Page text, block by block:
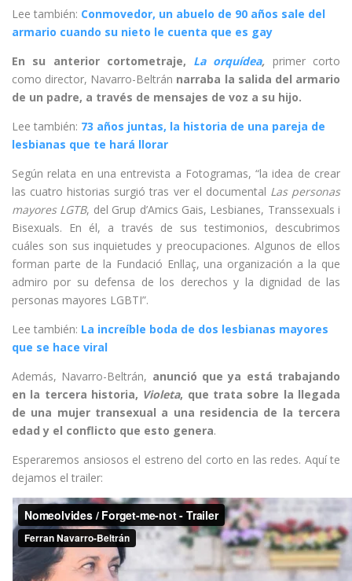
Lee también: Conmovedor, un abuelo de 90 años sale del
armario cuando su nieto le cuenta que es gay
En su anterior cortometraje, La orquídea, primer corto
como director, Navarro-Beltrán narraba la salida del armario
de un padre, a través de mensajes de voz a su hijo.
Lee también: 73 años juntas, la historia de una pareja de
lesbianas que te hará llorar
Según relata en una entrevista a Fotogramas, “la idea de crear
las cuatro historias surgió tras ver el documental Las personas
mayores LGTB, del Grup d’Amics Gais, Lesbianes, Transsexuals i
Bisexuals. En él, a través de sus testimonios, descubrimos
cuáles son sus inquietudes y preocupaciones. Algunos de ellos
forman parte de la Fundació Enllaç, una organización a la que
admiro por su defensa de los derechos y la dignidad de las
personas mayores LGBTI”.
Lee también: La increíble boda de dos lesbianas mayores
que se hace viral
Además, Navarro-Beltrán, anunció que ya está trabajando
en la tercera historia, Violeta, que trata sobre la llegada
de una mujer transexual a una residencia de la tercera
edad y el conflicto que esto genera.
Esperaremos ansiosos el estreno del corto en las redes. Aquí te
dejamos el trailer: